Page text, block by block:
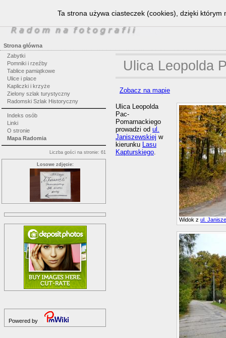
Strona główna
Zabytki
Pomniki i rzeźby
Tablice pamiątkowe
Ulice i place
Kapliczki i krzyże
Zielony szlak turystyczny
Radomski Szlak Historyczny
Indeks osób
Linki
O stronie
Mapa Radomia
Liczba gości na stronie: 61
Losowe zdjęcie:
Powered by
Ulica Leopolda
Zobacz na mapie
Widok zul.
Ulica Leopolda
Pac-
Pomarnackiego
prowadzi od ul.
Janiszewskiej w
kierunku Lasu
Kapturskiego.
Ta strona używa ciasteczek (cookies), dzięki którym